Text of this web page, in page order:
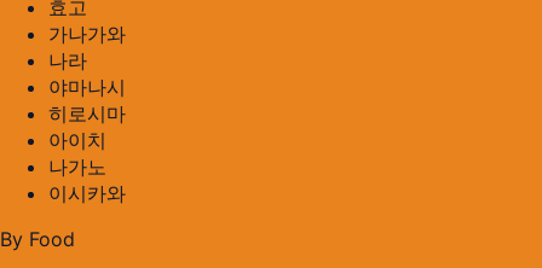
효고
가나가와
나라
야마나시
히로시마
아이치
나가노
이시카와
By Food